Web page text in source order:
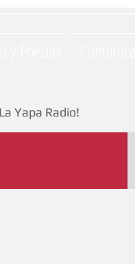
Yapa Radio!